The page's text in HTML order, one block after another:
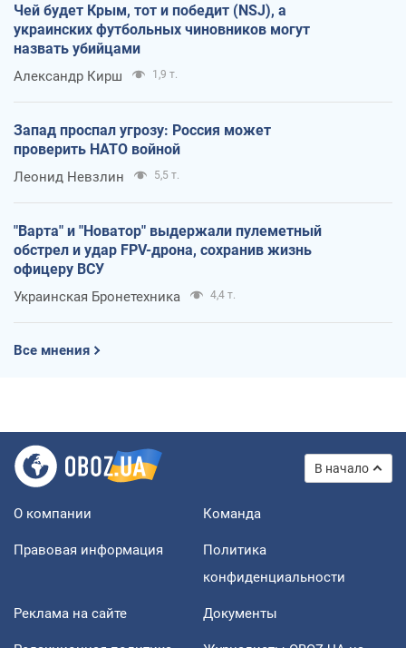
Чей будет Крым, тот и победит (NSJ), а
украинских футбольных чиновников могут
назвать убийцами
Александр Кирш 1,9 т.
Запад проспал угрозу: Россия может
проверить НАТО войной
Леонид Невзлин 5,5 т.
"Варта" и "Новатор" выдержали пулеметный
обстрел и удар FPV-дрона, сохранив жизнь
офицеру ВСУ
Украинская Бронетехника 4,4 т.
Все мнения
В начало
О компании Команда
Правовая информация
Политика
конфиденциальности
Реклама на сайте Документы